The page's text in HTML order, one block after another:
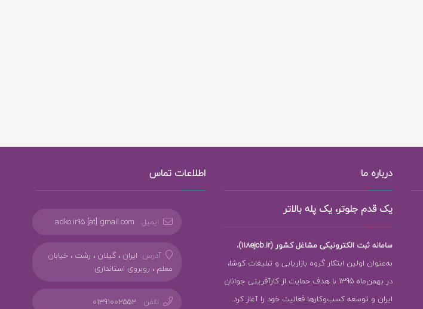
درباره ما
یک قدم جلوتر، یک پله بالاتر
سامانه ثبت الکترونیکی مشاغل کشور (118ejob.ir)
،
به‌عنوان اولین ابتکار گروه بازاریابی و تبلیغات کوشا،
در بهمن‌ماه 1395 با هدف حمایت از کارآفرینی جوانان
ایران و توسعه کسب‌وکارها فعالیت خود را آغاز کرد.
اطلاعات تماس
ایمیل: adko.ir95 [at] gmail.com
آدرس: ایران ، گیلان ، رشت ، خیابان
معلم ، روبروی استانداری
تلفن: 01391002552